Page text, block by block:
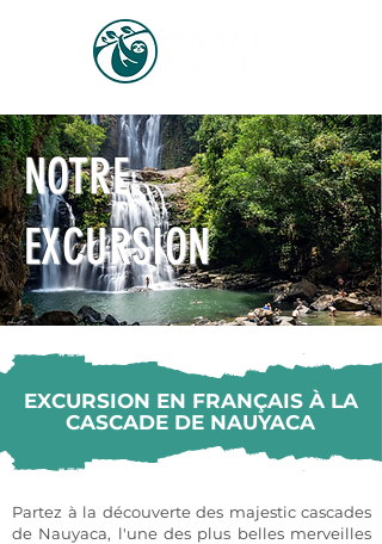
NOTRE
EXCURSION
EXCURSION EN FRANÇAIS À LA
CASCADE DE NAUYACA
Partez à la découverte des majestic cascades
de Nauyaca, l'une des plus belles merveilles